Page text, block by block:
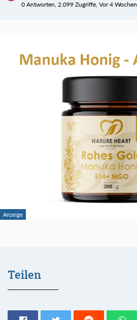
0 Antworten, 2.099 Zugriffe, Vor 4 Wochen
Teilen